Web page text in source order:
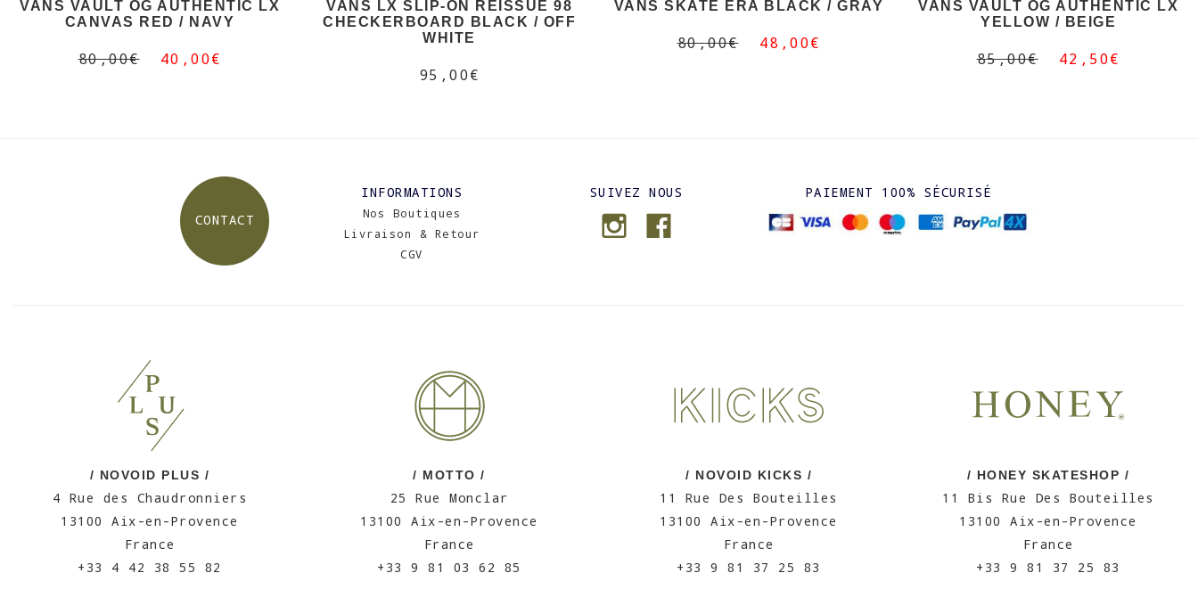
VANS VAULT OG AUTHENTIC LX
CANVAS RED / NAVY
80,00€ 40,00€
VANS LX SLIP-ON REISSUE 98
CHECKERBOARD BLACK / OFF
WHITE
95,00€
VANS SKATE ERA BLACK / GRAY
80,00€ 48,00€
VANS VAULT OG AUTHENTIC LX
YELLOW / BEIGE
85,00€ 42,50€
CONTACT
INFORMATIONS
Nos Boutiques
Livraison & Retour
CGV
SUIVEZ NOUS PAIEMENT 100% SÉCURISÉ
/ NOVOID PLUS /
4 Rue des Chaudronniers
13100 Aix-en-Provence
France
+33 4 42 38 55 82
/ MOTTO /
25 Rue Monclar
13100 Aix-en-Provence
France
+33 9 81 03 62 85
/ NOVOID KICKS /
11 Rue Des Bouteilles
13100 Aix-en-Provence
France
+33 9 81 37 25 83
/ HONEY SKATESHOP /
11 Bis Rue Des Bouteilles
13100 Aix-en-Provence
France
+33 9 81 37 25 83